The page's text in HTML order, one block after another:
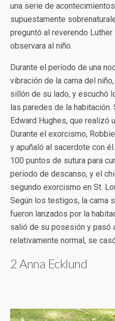
una serie de
supuestamente
preguntó al reverendo
observara al niño.
Durante el período de una
vibración de la cama del
sillón de su lado, y escuchó
las paredes de la
Edward Hughes, que realizó
Durante el exorcismo,
y apuñaló al sacerdote con
100 puntos de sutura para
período de descanso, y el
segundo exorcismo en St.
Según los testigos, la cama
fueron lanzados por la
salió de su posesión y pasó
relativamente normal, se
2 Anna Ecklund